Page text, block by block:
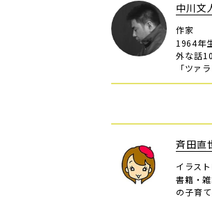
中川文
作家
1964年
外な話
「ツァ
斉田直
イラス
書籍・
の子育